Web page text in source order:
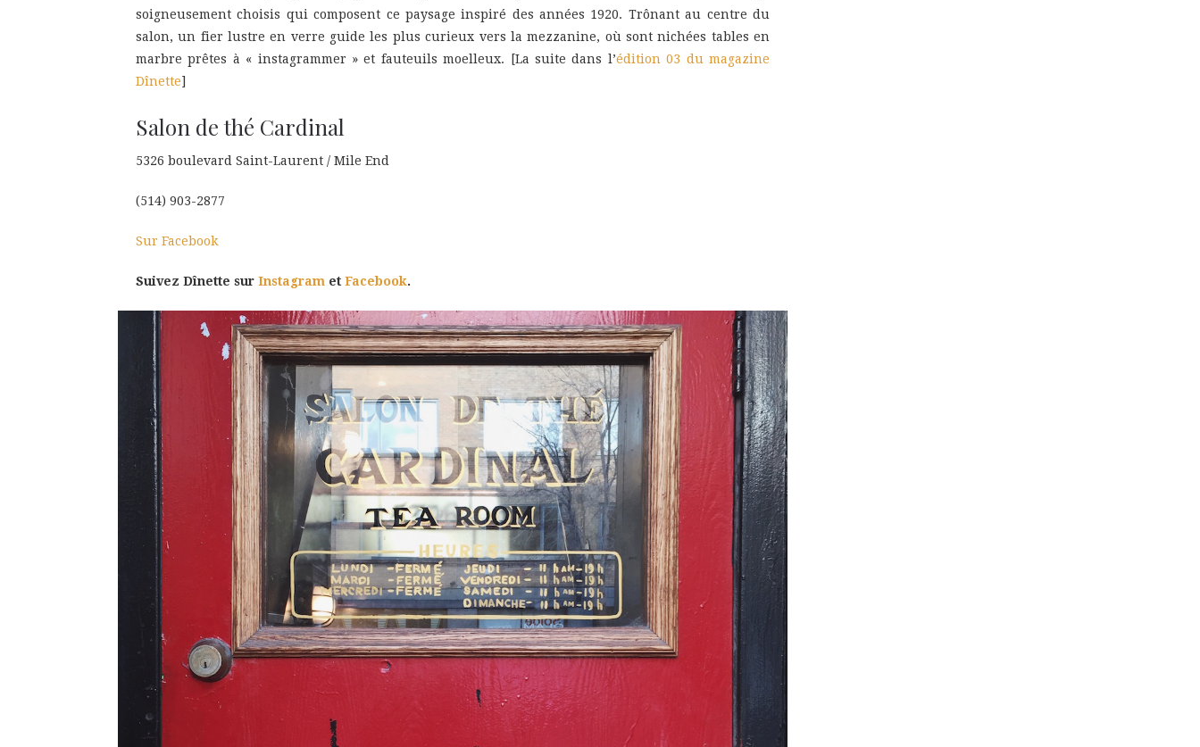
soigneusement choisis qui composent ce paysage inspiré des années 1920. Trônant au centre du
salon, un fier lustre en verre guide les plus curieux vers la mezzanine, où sont nichées tables en
marbre prêtes à « instagrammer » et fauteuils moelleux. [La suite dans l’édition 03 du magazine
Dînette]
Salon de thé Cardinal
5326 boulevard Saint-Laurent / Mile End
(514) 903-2877
Sur Facebook
Suivez Dînette sur Instagram et Facebook.